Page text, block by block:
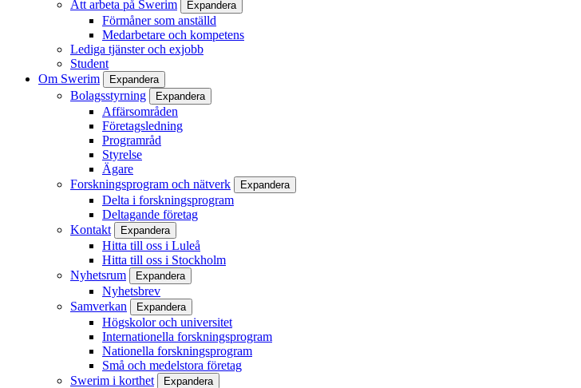
Att arbeta på Swerim Expandera
Förmåner som anställd
Medarbetare och kompetens
Lediga tjänster och exjobb
Student
Om Swerim
Expandera
Bolagsstyrning Expandera
Affärsområden
Företagsledning
Programråd
Styrelse
Ägare
Forskningsprogram och nätverk
Expandera
Delta i forskningsprogram
Deltagande företag
Kontakt
Expandera
Hitta till oss i Luleå
Hitta till oss i Stockholm
Nyhetsrum
Expandera
Nyhetsbrev
Samverkan
Expandera
Högskolor och universitet
Internationella forskningsprogram
Nationella forskningsprogram
Små och medelstora företag
Swerim i korthet
Expandera